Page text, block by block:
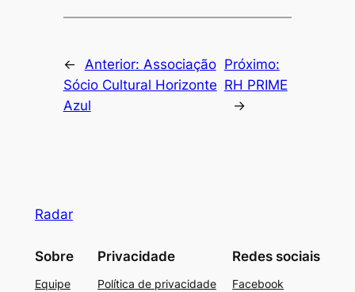
← Anterior: Associação
Sócio Cultural Horizonte
Azul
Próximo:
RH PRIME
→
Radar
Sobre
Equipe
Privacidade
Política de privacidade
Redes sociais
Facebook